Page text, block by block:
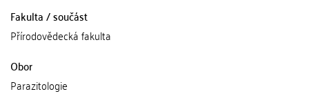
Fakulta / součást
Přírodovědecká fakulta
Obor
Parazitologie